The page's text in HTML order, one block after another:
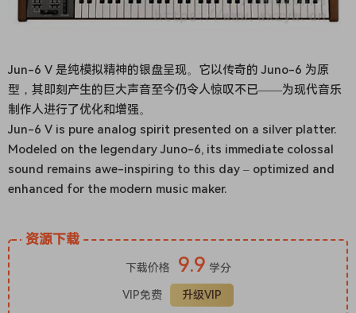
Jun-6 V 是纯模拟精神的银盘呈现。它以传奇的 Juno-6 为原
型，其即刻产生的巨大声音至今仍令人惊叹不已——为现代音乐
制作人进行了优化和增强。
Jun-6 V is pure analog spirit presented on a silver platter.
Modeled on the legendary Juno-6, its immediate colossal
sound remains awe-inspiring to this day – optimized and
enhanced for the modern music maker.
资源下载
下载价格 9.9 学分
VIP免费 升级VIP